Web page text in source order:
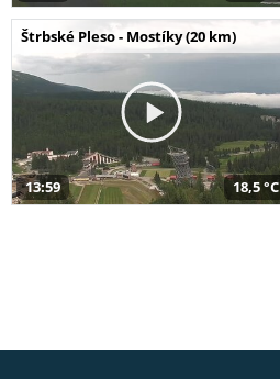
Štrbské Pleso - Mostíky (20 km)
13:59 18,5 °C